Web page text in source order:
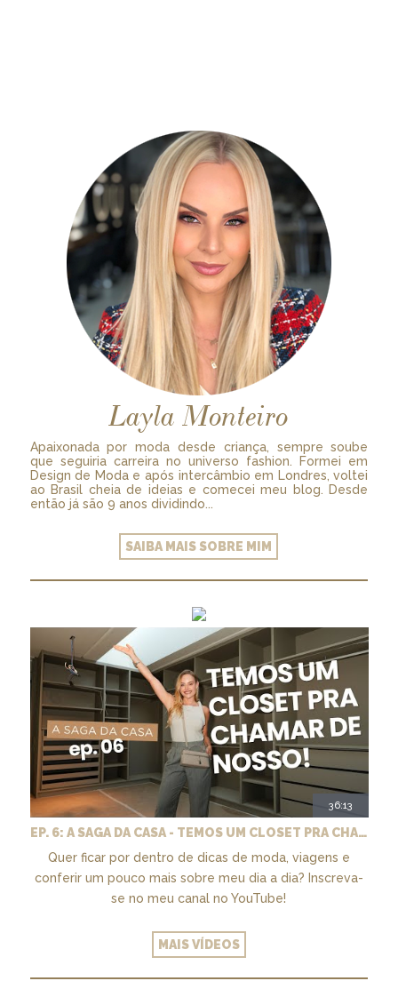
Layla Monteiro
Apaixonada por moda desde criança, sempre soube
que seguiria carreira no universo fashion. Formei em
Design de Moda e após intercâmbio em Londres, voltei
ao Brasil cheia de ideias e comecei meu blog. Desde
então já são 9 anos dividindo...
SAIBA MAIS SOBRE MIM
36:13
EP. 6: A SAGA DA CASA - TEMOS UM CLOSET PRA CHAMAR DE NOSSO + MARCENARIA E PAISAGISMO
Quer ficar por dentro de dicas de moda, viagens e
conferir um pouco mais sobre meu dia a dia? Inscreva-
se no meu canal no YouTube!
MAIS VÍDEOS